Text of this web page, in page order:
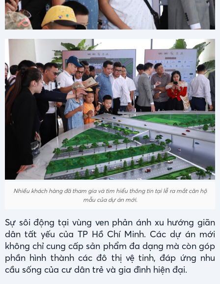
Nhiều khách hàng đã tham gia và tìm hiểu thông tin tại lễ ra mắt căn hộ
mẫu của dự án mới.
Sự sôi động tại vùng ven phản ánh xu hướng giãn
dân tất yếu của TP Hồ Chí Minh. Các dự án mới
không chỉ cung cấp sản phẩm đa dạng mà còn góp
phần hình thành các đô thị vệ tinh, đáp ứng nhu
cầu sống của cư dân trẻ và gia đình hiện đại.